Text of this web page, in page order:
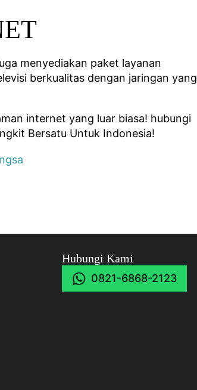
menyediakan paket layanan
berkualitas dengan jaringan yang
internet yang luar biasa! hubungi
Bersatu Untuk Indonesia!
Hubungi Kami
0821-6868-2123